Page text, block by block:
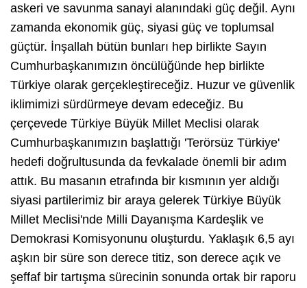
askeri ve savunma sanayi alanındaki güç değil. Aynı
zamanda ekonomik güç, siyasi güç ve toplumsal
güçtür. İnşallah bütün bunları hep birlikte Sayın
Cumhurbaşkanımızın öncülüğünde hep birlikte
Türkiye olarak gerçekleştireceğiz. Huzur ve güvenlik
iklimimizi sürdürmeye devam edeceğiz. Bu
çerçevede Türkiye Büyük Millet Meclisi olarak
Cumhurbaşkanımızın başlattığı 'Terörsüz Türkiye'
hedefi doğrultusunda da fevkalade önemli bir adım
attık. Bu masanın etrafında bir kısmının yer aldığı
siyasi partilerimiz bir araya gelerek Türkiye Büyük
Millet Meclisi'nde Milli Dayanışma Kardeşlik ve
Demokrasi Komisyonunu oluşturdu. Yaklaşık 6,5 ayı
aşkın bir süre son derece titiz, son derece açık ve
şeffaf bir tartışma sürecinin sonunda ortak bir raporu